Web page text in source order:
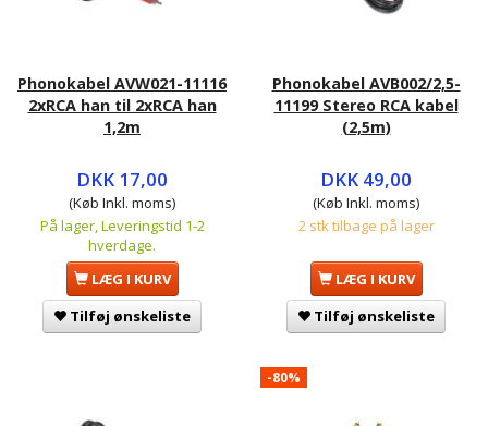
Phonokabel AVW021-11116
2xRCA han til 2xRCA han
1,2m
DKK 17,00
(Køb Inkl. moms)
På lager, Leveringstid 1-2
hverdage.
LÆG I KURV
Tilføj ønskeliste
Phonokabel AVB002/2,5-
11199 Stereo RCA kabel
(2,5m)
DKK 49,00
(Køb Inkl. moms)
2 stk tilbage på lager
LÆG I KURV
Tilføj ønskeliste
-80%